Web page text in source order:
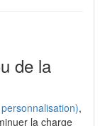
de la
,
la charge